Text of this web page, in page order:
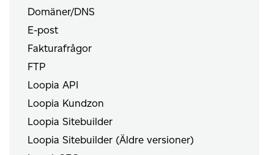
Domäner/DNS
E-post
Fakturafrågor
FTP
Loopia API
Loopia Kundzon
Loopia Sitebuilder
Loopia Sitebuilder (Äldre versioner)